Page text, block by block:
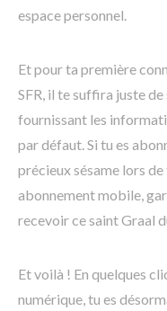
espace personnel.
Et pour ta première
SFR, il te suffira juste
fournissant les
par défaut. Si tu es
précieux sésame lors
abonnement mobile,
recevoir ce saint Graal
Et voilà ! En quelques
numérique, tu es